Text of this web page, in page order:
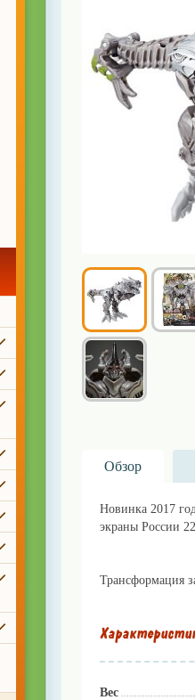
Обзор
Новинка 2017
экраны России
Трансформация
Вес